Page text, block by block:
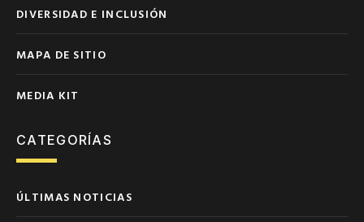
DIVERSIDAD E INCLUSIÓN
MAPA DE SITIO
MEDIA KIT
CATEGORÍAS
ÚLTIMAS NOTICIAS